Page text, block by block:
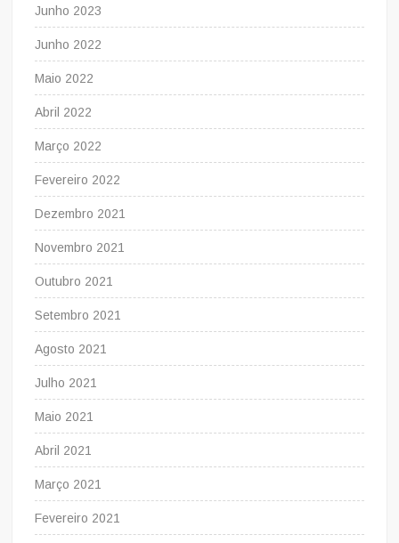
Junho 2023
Junho 2022
Maio 2022
Abril 2022
Março 2022
Fevereiro 2022
Dezembro 2021
Novembro 2021
Outubro 2021
Setembro 2021
Agosto 2021
Julho 2021
Maio 2021
Abril 2021
Março 2021
Fevereiro 2021